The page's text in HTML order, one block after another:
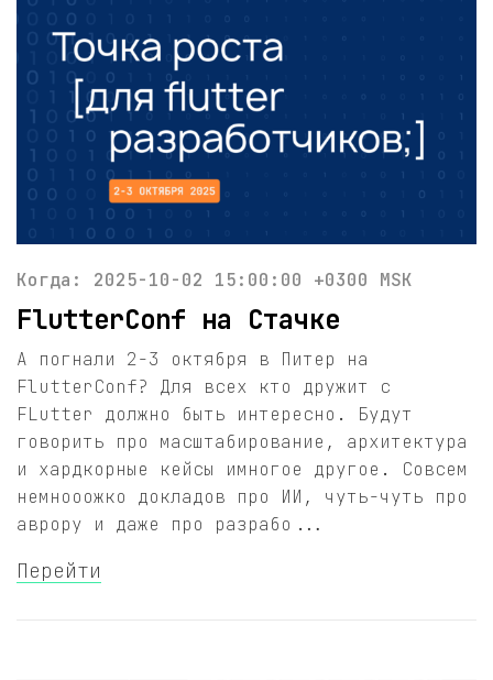
Когда: 2025-10-02 15:00:00 +0300 MSK
FlutterConf на Cтачке
А погнали 2-3 октября в Питер на
FlutterConf? Для всех кто дружит с
FLutter должно быть интересно. Будут
говорить про масштабирование, архитектура
и хардкорные кейсы имногое другое. Совсем
немнооожко докладов про ИИ, чуть-чуть про
аврору и даже про разрабо...
Перейти